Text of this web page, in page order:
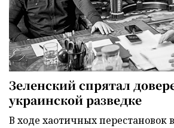
Зеленский спрятал
украинской разведке
В ходе хаотичных перестановок